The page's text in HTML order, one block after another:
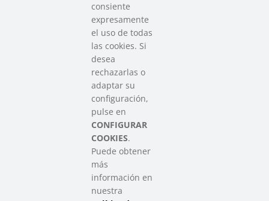
Contacto
info@sareensarea.eu
Iparraguirre, 9 lonja – 48009 Bilbao
946 569 230
Colabora
consiente
expresamente
el uso de todas
las cookies. Si
desea
rechazarlas o
adaptar su
configuración,
pulse en
CONFIGURAR
COOKIES.
Puede obtener
más
información en
nuestra